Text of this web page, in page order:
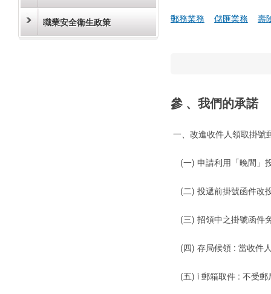
職業安全衛生政策 郵務業務 儲匯業務 壽
參 、我們的承諾
一、改進收件人領取掛號
(一) 申請利用「晚間」
(二) 投遞前掛號函件改
(三) 招領中之掛號函件
(四) 存局候領 : 當收件
(五) i 郵箱取件 : 不受郵